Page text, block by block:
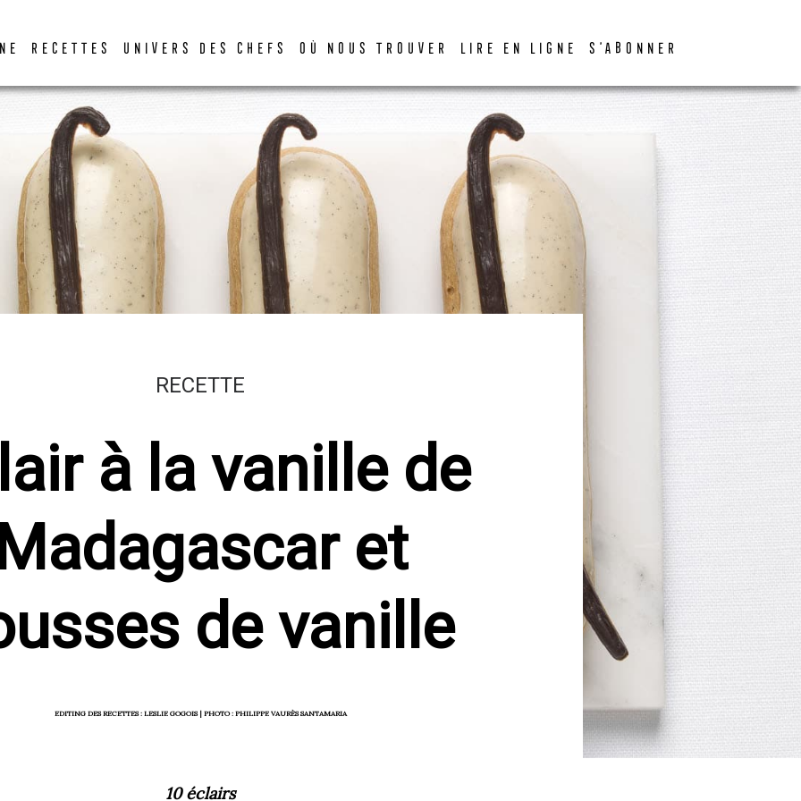
RECETTES UNIVERS DES CHEFS OÙ NOUS TROUVER LIRE EN LIGNE S’ABONNER
RECETTE
à la vanille de
et
de vanille
EDITING DES RECETTES : LESLIE GOGOIS| PHOTO : PHILIPPE VAURÈS SANTAMARIA
10 éclairs